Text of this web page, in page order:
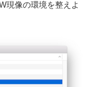
現像の環境を整えよ